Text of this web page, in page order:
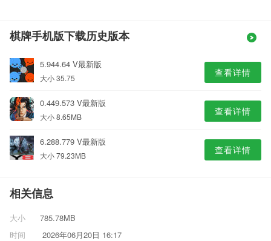
棋牌手机版下载历史版本
5.944.64 V最新版
大小 35.75 查看详情
0.449.573 V最新版
大小 8.65MB 查看详情
6.288.779 V最新版
大小 79.23MB 查看详情
相关信息
大小
785.78MB
时间
2026年06月20日 16:17